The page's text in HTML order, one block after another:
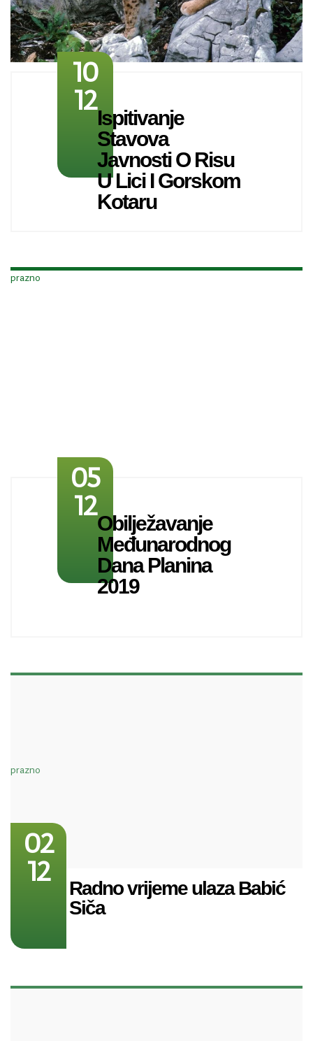
10
12
Ispitivanje
Stavova
Javnosti O Risu
U Lici I Gorskom
Kotaru
05
12
Obilježavanje
Međunarodnog
Dana Planina
2019
02
12
Radno vrijeme ulaza Babić
Siča